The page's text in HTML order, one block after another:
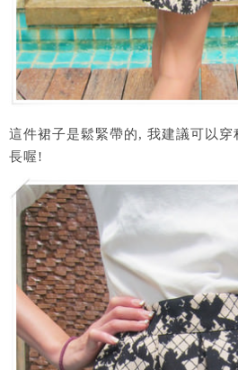
這件裙子是鬆緊帶的, 我建議可以穿
長喔!